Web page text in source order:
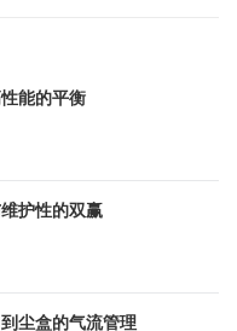
能的平衡
护性的双赢
尘盒的气流管理